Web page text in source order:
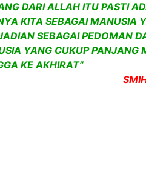
DARI ALLAH ITU PASTI
KITA SEBAGAI MANUSIA
SEBAGAI PEDOMAN
YANG CUKUP PANJANG
KE AKHIRAT”